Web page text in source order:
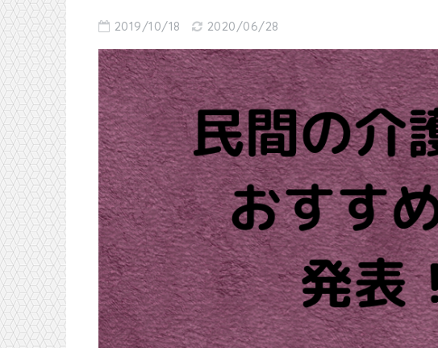
2019/10/18 2020/06/28